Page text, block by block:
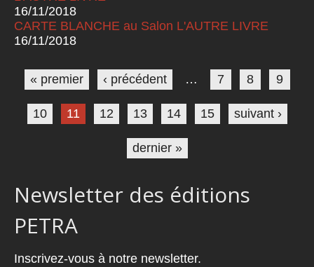
16/11/2018
CARTE BLANCHE au Salon L'AUTRE LIVRE
16/11/2018
Pages
« premier ‹ précédent … 7 8 9
10 11 12 13 14 15 suivant ›
dernier »
Newsletter des éditions
PETRA
Inscrivez-vous à notre newsletter.